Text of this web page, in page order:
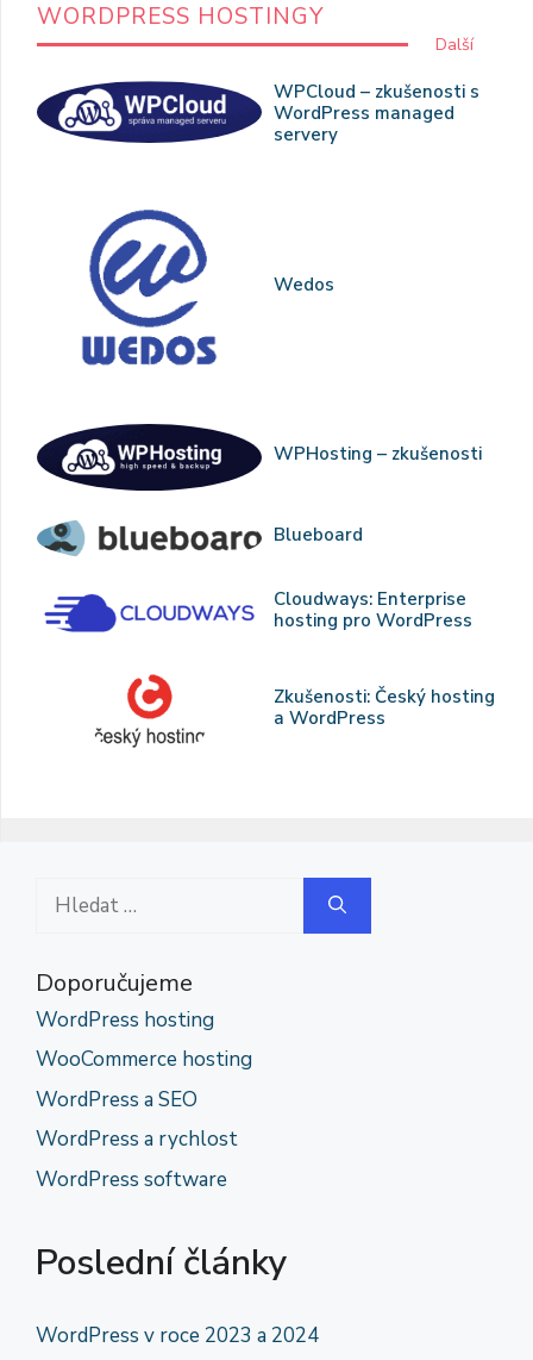
WORDPRESS HOSTINGY
Další
WPCloud – zkušenosti s
WordPress managed
servery
Wedos
WPHosting – zkušenosti
Blueboard
Cloudways: Enterprise
hosting pro WordPress
Zkušenosti: Český hosting
a WordPress
Hledat:
Doporučujeme
WordPress hosting
WooCommerce hosting
WordPress a SEO
WordPress a rychlost
WordPress software
Poslední články
WordPress v roce 2023 a 2024